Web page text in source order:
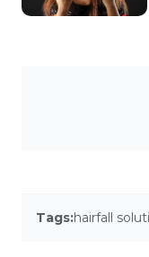
Tags:hairfall